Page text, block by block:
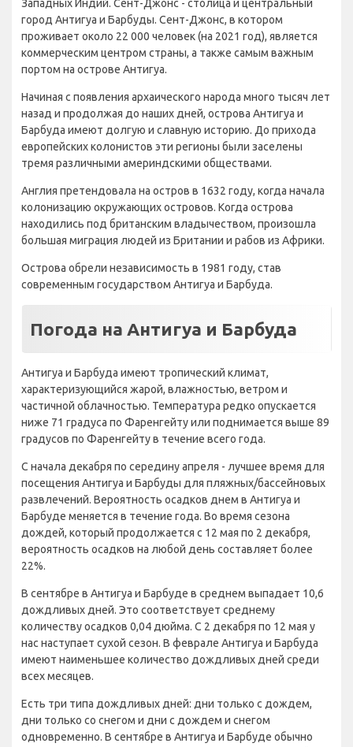
Западных Индий. Сент-Джонс - столица и центральный
город Антигуа и Барбуды. Сент-Джонс, в котором
проживает около 22 000 человек (на 2021 год), является
коммерческим центром страны, а также самым важным
портом на острове Антигуа.
Начиная с появления архаического народа много тысяч лет
назад и продолжая до наших дней, острова Антигуа и
Барбуда имеют долгую и славную историю. До прихода
европейских колонистов эти регионы были заселены
тремя различными америндскими обществами.
Англия претендовала на остров в 1632 году, когда начала
колонизацию окружающих островов. Когда острова
находились под британским владычеством, произошла
большая миграция людей из Британии и рабов из Африки.
Острова обрели независимость в 1981 году, став
современным государством Антигуа и Барбуда.
Погода на Антигуа и Барбуда
Антигуа и Барбуда имеют тропический климат,
характеризующийся жарой, влажностью, ветром и
частичной облачностью. Температура редко опускается
ниже 71 градуса по Фаренгейту или поднимается выше 89
градусов по Фаренгейту в течение всего года.
С начала декабря по середину апреля - лучшее время для
посещения Антигуа и Барбуды для пляжных/бассейновых
развлечений. Вероятность осадков днем в Антигуа и
Барбуде меняется в течение года. Во время сезона
дождей, который продолжается с 12 мая по 2 декабря,
вероятность осадков на любой день составляет более
22%.
В сентябре в Антигуа и Барбуде в среднем выпадает 10,6
дождливых дней. Это соответствует среднему
количеству осадков 0,04 дюйма. С 2 декабря по 12 мая у
нас наступает сухой сезон. В феврале Антигуа и Барбуда
имеют наименьшее количество дождливых дней среди
всех месяцев.
Есть три типа дождливых дней: дни только с дождем,
дни только со снегом и дни с дождем и снегом
одновременно. В сентябре в Антигуа и Барбуде обычно